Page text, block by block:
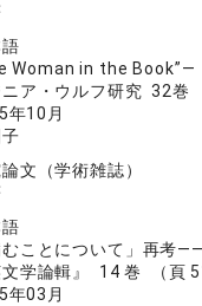
Woman in the Book”―
ア・ウルフ研究 32巻
年10月
文（学術雑誌）
むことについて」再考
文学論輯』 14 巻 （頁
年03月